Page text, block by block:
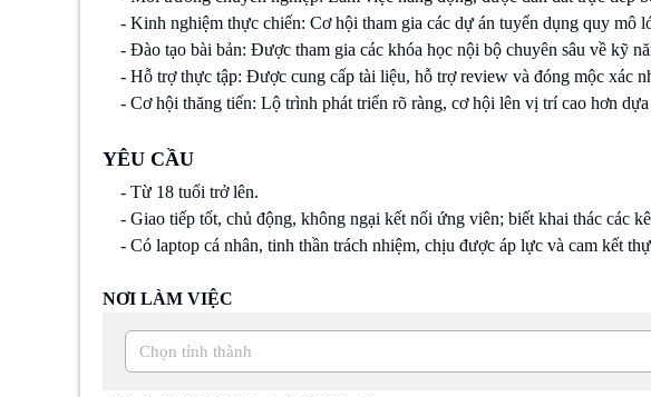
- Kinh nghiệm thực chiến: Cơ hội tham gia các dự án tuyển dụng quy mô
- Đào tạo bài bản: Được tham gia các khóa học nội bộ chuyên sâu về kỹ
- Hỗ trợ thực tập: Được cung cấp tài liệu, hỗ trợ review và đóng mộc xác
- Cơ hội thăng tiến: Lộ trình phát triển rõ ràng, cơ hội lên vị trí cao hơn
YÊU CẦU
- Từ 18 tuổi trở lên.
- Giao tiếp tốt, chủ động, không ngại kết nối ứng viên; biết khai thác các
- Có laptop cá nhân, tinh thần trách nhiệm, chịu được áp lực và cam kết
NƠI LÀM VIỆC
Chọn tỉnh thành